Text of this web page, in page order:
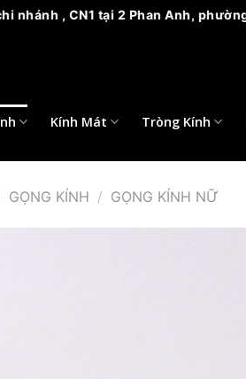
Anh, phường 14, quận 6. Và
Kính Mát Tròng Kính
GỌNG KÍNH / GỌNG KÍNH NỮ